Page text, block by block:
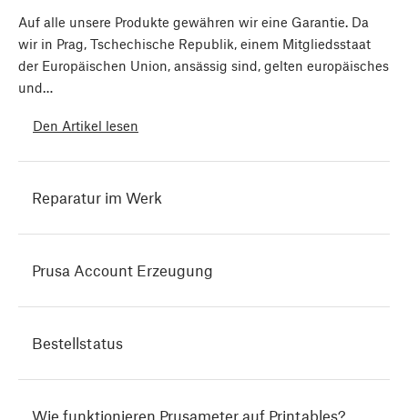
Auf alle unsere Produkte gewähren wir eine Garantie. Da
wir in Prag, Tschechische Republik, einem Mitgliedsstaat
der Europäischen Union, ansässig sind, gelten europäisches
und…
Den Artikel lesen
Reparatur im Werk
Prusa Account Erzeugung
Bestellstatus
Wie funktionieren Prusameter auf Printables?